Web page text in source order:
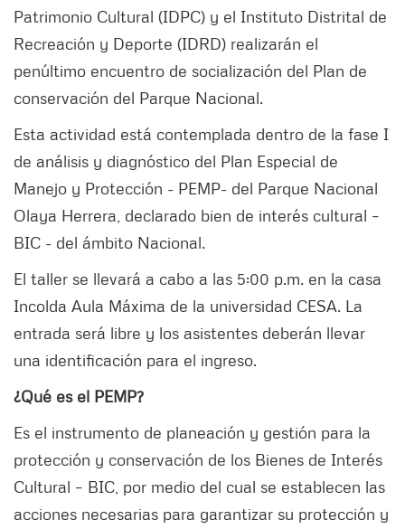
Patrimonio Cultural (IDPC) y el Instituto Distrital de
Recreación y Deporte (IDRD) realizarán el
penúltimo encuentro de socialización del Plan de
conservación del Parque Nacional.
Esta actividad está contemplada dentro de la fase I
de análisis y diagnóstico del Plan Especial de
Manejo y Protección - PEMP- del Parque Nacional
Olaya Herrera, declarado bien de interés cultural –
BIC - del ámbito Nacional.
El taller se llevará a cabo a las 5:00 p.m. en la casa
Incolda Aula Máxima de la universidad CESA. La
entrada será libre y los asistentes deberán llevar
una identificación para el ingreso.
¿Qué es el PEMP?
Es el instrumento de planeación y gestión para la
protección y conservación de los Bienes de Interés
Cultural – BIC, por medio del cual se establecen las
acciones necesarias para garantizar su protección y